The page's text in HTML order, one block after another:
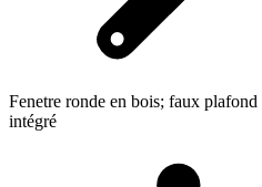
Fenetre ronde en bois; faux
intégré